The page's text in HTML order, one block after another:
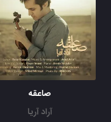
صاعقه
آراد آریا